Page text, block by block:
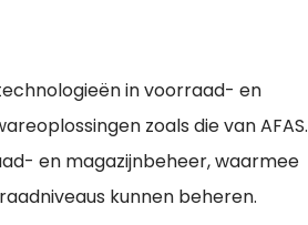
in voorraad- en
zoals die van AFAS.
en magazijnbeheer, waarmee
kunnen beheren.